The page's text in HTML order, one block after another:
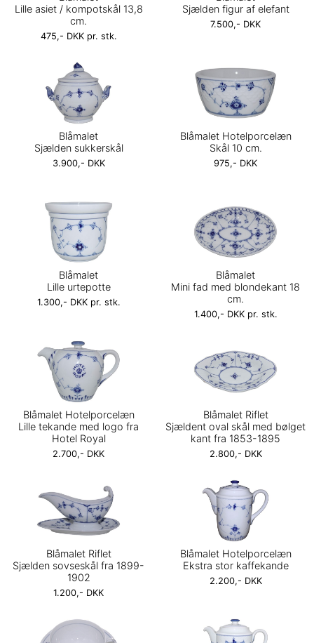
Lille asiet / kompotskål 13,8
cm.
475,- DKK pr. stk.
Sjælden figur af elefant
7.500,- DKK
Blåmalet
Sjælden sukkerskål
3.900,- DKK
Blåmalet Hotelporcelæn
Skål 10 cm.
975,- DKK
Blåmalet
Lille urtepotte
1.300,- DKK pr. stk.
Blåmalet
Mini fad med blondekant 18
cm.
1.400,- DKK pr. stk.
Blåmalet Hotelporcelæn
Lille tekande med logo fra
Hotel Royal
2.700,- DKK
Blåmalet Riflet
Sjældent oval skål med bølget
kant fra 1853-1895
2.800,- DKK
Blåmalet Riflet
Sjælden sovseskål fra 1899-
1902
1.200,- DKK
Blåmalet Hotelporcelæn
Ekstra stor kaffekande
2.200,- DKK